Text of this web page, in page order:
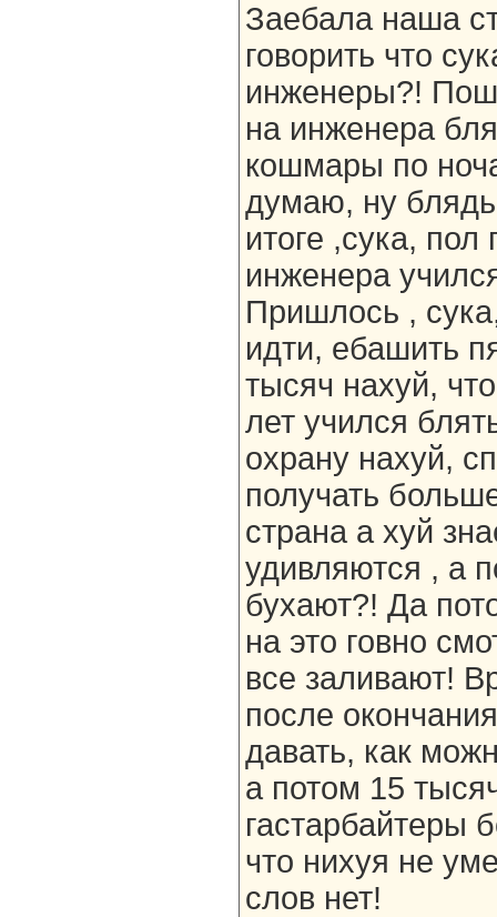
Заебала наша
говорить что
инженеры?!
на инженера
кошмары по
думаю, ну
итоге ,сука, пол
инженера
Пришлось ,
идти, ебашить
тысяч нахуй,
лет учился
охрану нахуй,
получать
страна а хуй
удивляются , а
бухают?! Да
на это говно
все заливают!
после
давать, как
а потом 15
гастарбайтеры
что нихуя не
слов нет!